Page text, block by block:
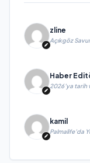
zline
Açıkgöz
Savunma
Haber
2026’ya tarih
kamil
Palmalife’da